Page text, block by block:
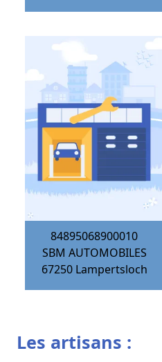
84895068900010
SBM AUTOMOBILES
67250 Lampertsloch
Les artisans :